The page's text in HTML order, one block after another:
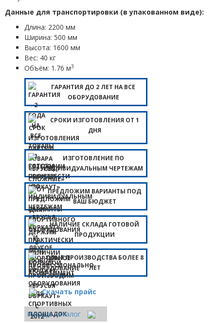
Данные для транспортировки (в упакованном виде):
Длина: 2200 мм
Ширина: 500 мм
Высота: 1600 мм
Вес: 40 кг
Объём: 1.76 м3
ГАРАНТИЯ ДО 2 ЛЕТ НА ВСЕ
ОБОРУДОВАНИЕ
СРОКИ ИЗГОТОВЛЕНИЯ ОТ 1
ДНЯ
ИЗГОТОВЛЕНИЕ ПО
ИНДИВИДУАЛЬНЫМ ЧЕРТЕЖАМ
ПРЕДЛОЖИМ ВАРИАНТЫ ПОД
ВАШ БЮДЖЕТ
НАЛИЧИЕ СКЛАДА ГОТОВОЙ
ПРОДУКЦИИ
ОПЫТ ПРОИЗВОДСТВА БОЛЕЕ 8
ЛЕТ
Скачать прайс
Назад в каталог